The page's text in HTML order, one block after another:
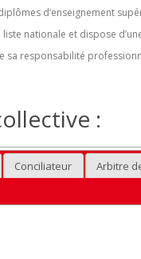
d’enseignement
nationale et dispose
sa responsabilité
:
Conciliateur Arbitre